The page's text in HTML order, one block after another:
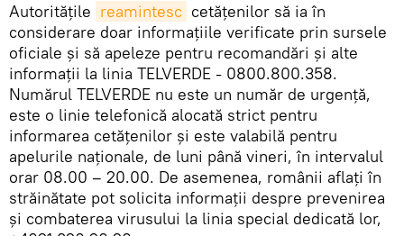
Autoritățile reamintesc cetățenilor să ia în
considerare doar informațiile verificate prin sursele
oficiale și să apeleze pentru recomandări și alte
informații la linia TELVERDE - 0800.800.358.
Numărul TELVERDE nu este un număr de urgență,
este o linie telefonică alocată strict pentru
informarea cetățenilor și este valabilă pentru
apelurile naționale, de luni până vineri, în intervalul
orar 08.00 – 20.00. De asemenea, românii aflați în
străinătate pot solicita informații despre prevenirea
și combaterea virusului la linia special dedicată lor,